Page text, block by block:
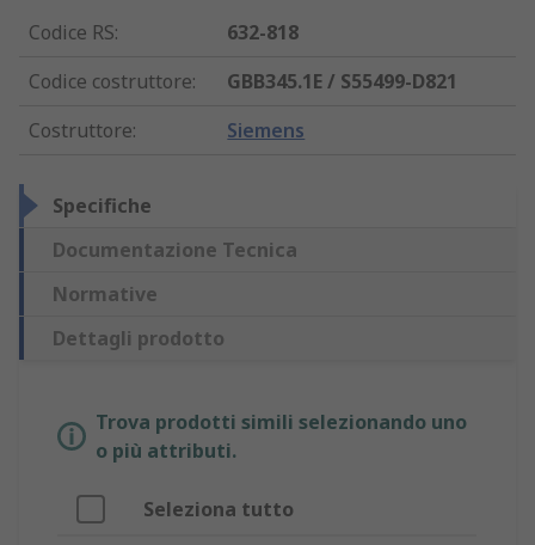
Codice RS:
632-818
Codice costruttore:
GBB345.1E / S55499-D821
Costruttore: Siemens
Specifiche
Documentazione Tecnica
Normative
Dettagli prodotto
Trova prodotti simili selezionando uno
o più attributi.
Seleziona tutto